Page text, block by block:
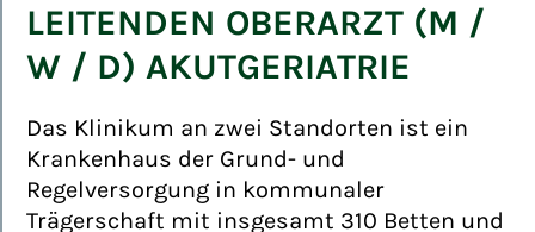
LEITENDEN OBERARZT (M /
W / D) AKUTGERIATRIE
Das Klinikum an zwei Standorten ist ein
Krankenhaus der Grund- und
Regelversorgung in kommunaler
Trägerschaft mit insgesamt 310 Betten und